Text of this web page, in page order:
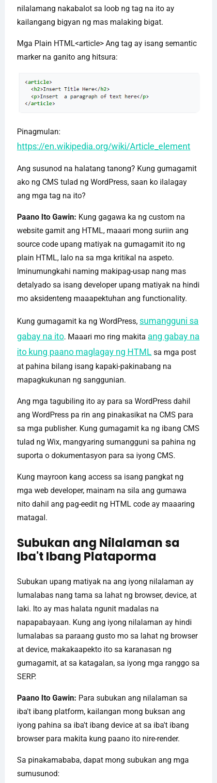
nilalamang nakabalot sa loob ng tag na ito ay
kailangang bigyan ng mas malaking bigat.
Mga Plain HTML<article> Ang tag ay isang semantic
marker na ganito ang hitsura:
Pinagmulan:
https://en.wikipedia.org/wiki/Article_element
Ang susunod na halatang tanong? Kung gumagamit
ako ng CMS tulad ng WordPress, saan ko ilalagay
ang mga tag na ito?
Paano Ito Gawin: Kung gagawa ka ng custom na
website gamit ang HTML, maaari mong suriin ang
source code upang matiyak na gumagamit ito ng
plain HTML, lalo na sa mga kritikal na aspeto.
Iminumungkahi naming makipag-usap nang mas
detalyado sa isang developer upang matiyak na hindi
mo aksidenteng maaapektuhan ang functionality.
Kung gumagamit ka ng WordPress, sumangguni sa
gabay na ito. Maaari mo ring makita ang gabay na
ito kung paano maglagay ng HTML sa mga post
at pahina bilang isang kapaki-pakinabang na
mapagkukunan ng sanggunian.
Ang mga tagubiling ito ay para sa WordPress dahil
ang WordPress pa rin ang pinakasikat na CMS para
sa mga publisher. Kung gumagamit ka ng ibang CMS
tulad ng Wix, mangyaring sumangguni sa pahina ng
suporta o dokumentasyon para sa iyong CMS.
Kung mayroon kang access sa isang pangkat ng
mga web developer, mainam na sila ang gumawa
nito dahil ang pag-eedit ng HTML code ay maaaring
matagal.
Subukan ang Nilalaman sa
Iba't Ibang Plataporma
Subukan upang matiyak na ang iyong nilalaman ay
lumalabas nang tama sa lahat ng browser, device, at
laki. Ito ay mas halata ngunit madalas na
napapabayaan. Kung ang iyong nilalaman ay hindi
lumalabas sa paraang gusto mo sa lahat ng browser
at device, makakaapekto ito sa karanasan ng
gumagamit, at sa katagalan, sa iyong mga ranggo sa
SERP.
Paano Ito Gawin: Para subukan ang nilalaman sa
iba't ibang platform, kailangan mong buksan ang
iyong pahina sa iba't ibang device at sa iba't ibang
browser para makita kung paano ito nire-render.
Sa pinakamababa, dapat mong subukan ang mga
sumusunod: